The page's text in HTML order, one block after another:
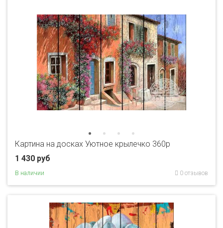
Картина на досках Уютное крылечко 360p
1 430 руб
В наличии 0 отзывов